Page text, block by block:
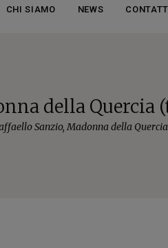
CHI SIAMO NEWS
della Quercia
Sanzio, Madonna della